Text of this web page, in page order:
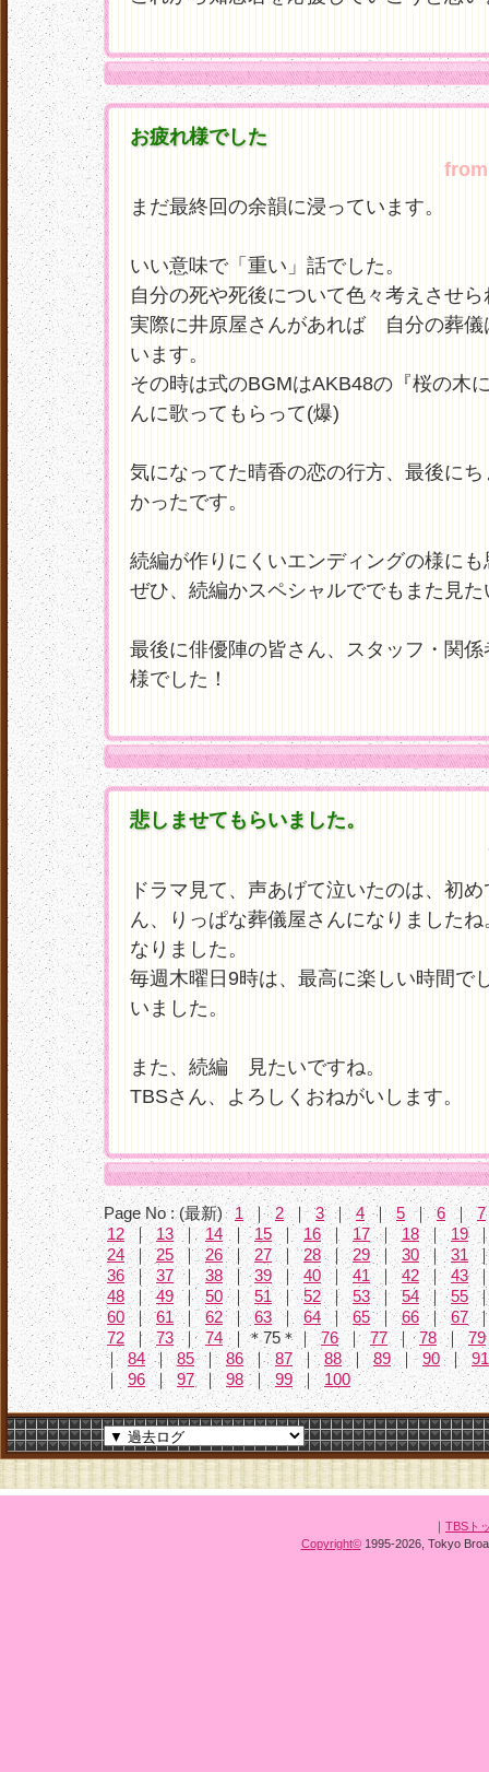
お疲れ様でした
from
まだ最終回の余韻に浸っています。
いい意味で「重い」話でした。
自分の死や死後について色々考えさせ
実際に井原屋さんがあれば 自分の葬儀
います。
その時は式のBGMはAKB48の『桜の木
んに歌ってもらって(爆)
気になってた晴香の恋の行方、最後に
かったです。
続編が作りにくいエンディングの様に
ぜひ、続編かスペシャルででもまた見
最後に俳優陣の皆さん、スタッフ・関
様でした！
悲しませてもらいました。
ドラマ見て、声あげて泣いたのは、初
ん、りっぱな葬儀屋さんになりました
なりました。
毎週木曜日9時は、最高に楽しい時間で
いました。
また、続編 見たいですね。
TBSさん、よろしくおねがいします。
Page No : (最新) 1 ｜ 2 ｜ 3｜ 4 ｜5 ｜ 6 ｜ 7
12
｜ 13｜ 14｜ 15 ｜ 16 ｜ 17｜ 18 ｜ 19
24 ｜ 25 ｜ 26｜ 27 ｜ 28｜ 29｜ 30 ｜ 31
36 ｜ 37｜ 38 ｜39 ｜ 40 ｜ 41 ｜ 42 ｜ 43
48 ｜49｜ 50 ｜ 51 ｜ 52 ｜ 53｜ 54 ｜55
60 ｜ 61 ｜ 62｜63 ｜ 64 ｜ 65｜ 66 ｜ 67
72
｜73 ｜ 74｜＊75＊｜ 76 ｜ 77 ｜78 ｜
79
｜ 84｜ 85｜ 86 ｜87 ｜ 88｜ 89｜ 90 ｜ 91
｜ 96 ｜ 97｜ 98 ｜99 ｜ 100
｜ TBSト
Copyright© 1995-2026, Tokyo